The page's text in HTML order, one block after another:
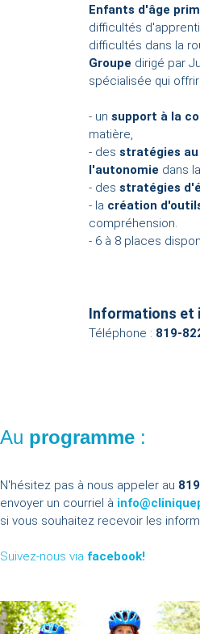
Enfants d'âge
difficultés
difficultés dans la
Groupe dirigé par
spécialisée qui
- un support à la
matière,
- des stratégies
l'autonomie dans
- des stratégies
- la création
compréhension.
- 6 à 8 places
Informations et
Téléphone : 819-
Au programme :
N'hésitez pas à nous appeler au
envoyer un courriel à
si vous souhaitez recevoir les
Suivez-nous via facebook!